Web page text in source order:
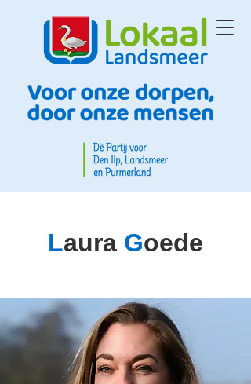
Laura Goede